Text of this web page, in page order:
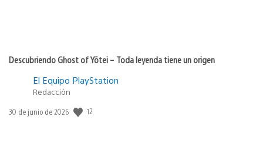
Descubriendo Ghost of Yōtei – Toda leyenda tiene un origen
El Equipo PlayStation
Redacción
Fecha
30 de junio de 2026 12